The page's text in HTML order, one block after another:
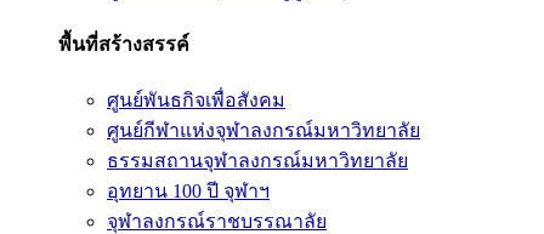
พื้นที่สร้างสรรค์
ศูนย์พันธกิจเพื่อสังคม
ศูนย์กีฬาแห่งจุฬาลงกรณ์มหาวิทยาลัย
ธรรมสถานจุฬาลงกรณ์มหาวิทยาลัย
อุทยาน 100 ปี จุฬาฯ
จุฬาลงกรณ์ราชบรรณาลัย